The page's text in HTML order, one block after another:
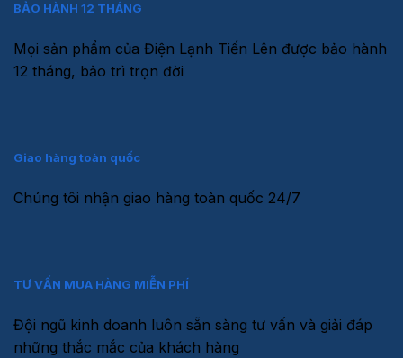
BẢO HÀNH 12 THÁNG
Mọi sản phẩm của Điện Lạnh Tiến Lên được bảo hành
12 tháng, bảo trì trọn đời
Giao hàng toàn quốc
Chúng tôi nhận giao hàng toàn quốc 24/7
TƯ VẤN MUA HÀNG MIỄN PHÍ
Đội ngũ kinh doanh luôn sẵn sàng tư vấn và giải đáp
những thắc mắc của khách hàng